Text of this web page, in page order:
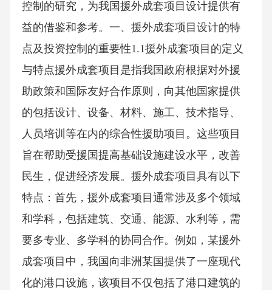
控制的研究，为我国援外成套项目设计提供有
益的借鉴和参考。一、援外成套项目设计的特
点及投资控制的重要性1.1援外成套项目的定义
与特点援外成套项目是指我国政府根据对外援
助政策和国际友好合作原则，向其他国家提供
的包括设计、设备、材料、施工、技术指导、
人员培训等在内的综合性援助项目。这些项目
旨在帮助受援国提高基础设施建设水平，改善
民生，促进经济发展。援外成套项目具有以下
特点：首先，援外成套项目通常涉及多个领域
和学科，包括建筑、交通、能源、水利等，需
要多专业、多学科的协同合作。例如，某援外
成套项目中，我国向非洲某国提供了一座现代
化的港口设施，该项目不仅包括了港口建筑的